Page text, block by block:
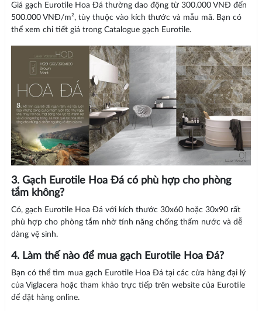
Giá gạch Eurotile Hoa Đá thường dao động từ 300.000 VNĐ đến
500.000 VNĐ/m², tùy thuộc vào kích thước và mẫu mã. Bạn có
thể xem chi tiết giá trong Catalogue gạch Eurotile.
3. Gạch Eurotile Hoa Đá có phù hợp cho phòng
tắm không?
Có, gạch Eurotile Hoa Đá với kích thước 30x60 hoặc 30x90 rất
phù hợp cho phòng tắm nhờ tính năng chống thấm nước và dễ
dàng vệ sinh.
4. Làm thế nào để mua gạch Eurotile Hoa Đá?
Bạn có thể tìm mua gạch Eurotile Hoa Đá tại các cửa hàng đại lý
của Viglacera hoặc tham khảo trực tiếp trên website của Eurotile
để đặt hàng online.